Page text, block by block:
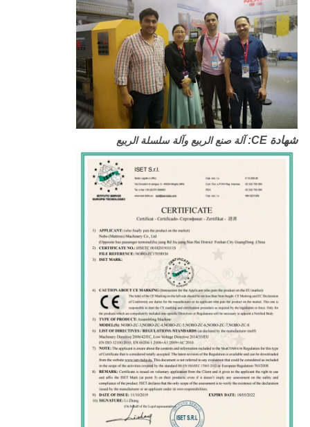
شهادة CE: آلة صنع الربيع وآلة سلسلة الربيع